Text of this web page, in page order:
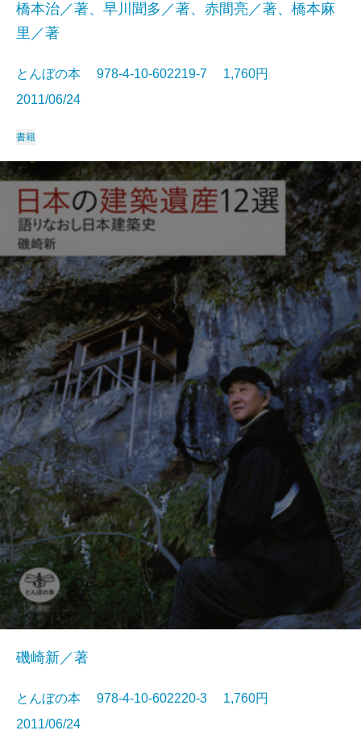
橋本治／著、早川聞多／著、赤間亮／著、橋本麻
里／著
とんぼの本 978-4-10-602219-7 1,760円
2011/06/24
書籍
磯崎新／著
とんぼの本 978-4-10-602220-3 1,760円
2011/06/24